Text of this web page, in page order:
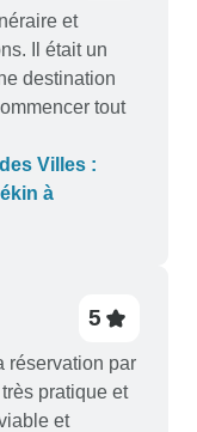
et
Il était un
destination
tout
Villes :
à
5
réservation par
pratique et
et